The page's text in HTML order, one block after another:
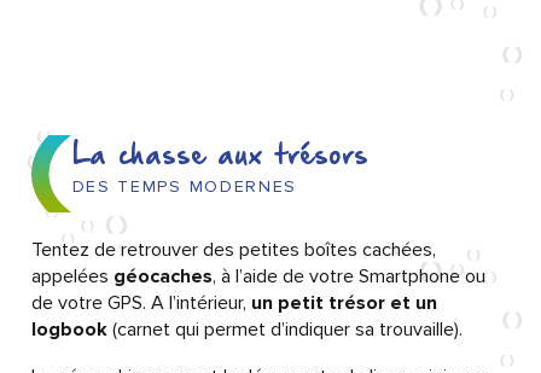
La chasse aux trésors
DES TEMPS MODERNES
Tentez de retrouver des petites boîtes cachées,
appelées géocaches, à l’aide de votre Smartphone ou
de votre GPS. A l’intérieur, un petit trésor et un
logbook(carnet qui permet d’indiquer sa trouvaille).